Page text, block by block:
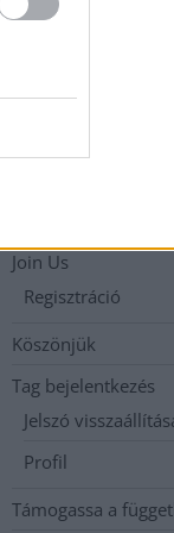
Etikai és
Hozzászólási és
Iratkozzon fel heti
még többet
Join Us
Regisztráció
Köszönjük
Tag bejelentkezés
Jelszó
Profil
Támogassa a